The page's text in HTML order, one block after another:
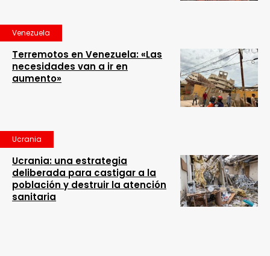
Venezuela
Terremotos en Venezuela: «Las
necesidades van a ir en
aumento»
Ucrania
Ucrania: una estrategia
deliberada para castigar a la
población y destruir la atención
sanitaria